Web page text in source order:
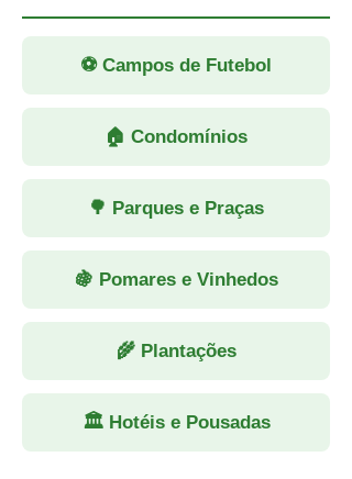
⚽ Campos de Futebol
🏠 Condomínios
🌳 Parques e Praças
🍇 Pomares e Vinhedos
🌾 Plantações
🏛 Hotéis e Pousadas